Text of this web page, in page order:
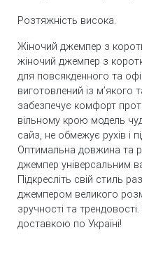
Розтяжність висока.
Жіночий джемпер з
жіночий джемпер з
для повсякденного та
виготовлений із м’якого
забезпечує комфорт
вільному крою модель
сайз, не обмежує рухів і
Оптимальна довжина та
джемпер універсальним
Підкресліть свій стиль
джемпером великого
зручності та
доставкою по Україні!